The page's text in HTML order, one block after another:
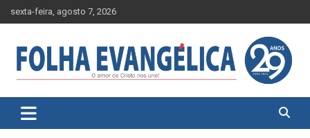
to
sexta-feira, agosto 7, 2026